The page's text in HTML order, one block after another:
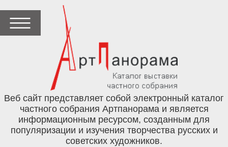
Веб сайт представляет собой электронный каталог
частного собрания Артпанорама и является
информационным ресурсом, созданным для
популяризации и изучения творчества русских и
советских художников.